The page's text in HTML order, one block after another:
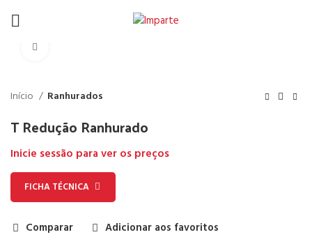
Início Ranhurados
T Redução Ranhurado
Inicie sessão para ver os preços
FICHA TÉCNICA
Comparar Adicionar aos favoritos